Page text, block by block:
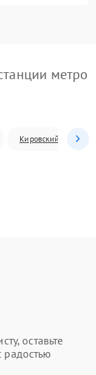
метро
Кировский
оставьте